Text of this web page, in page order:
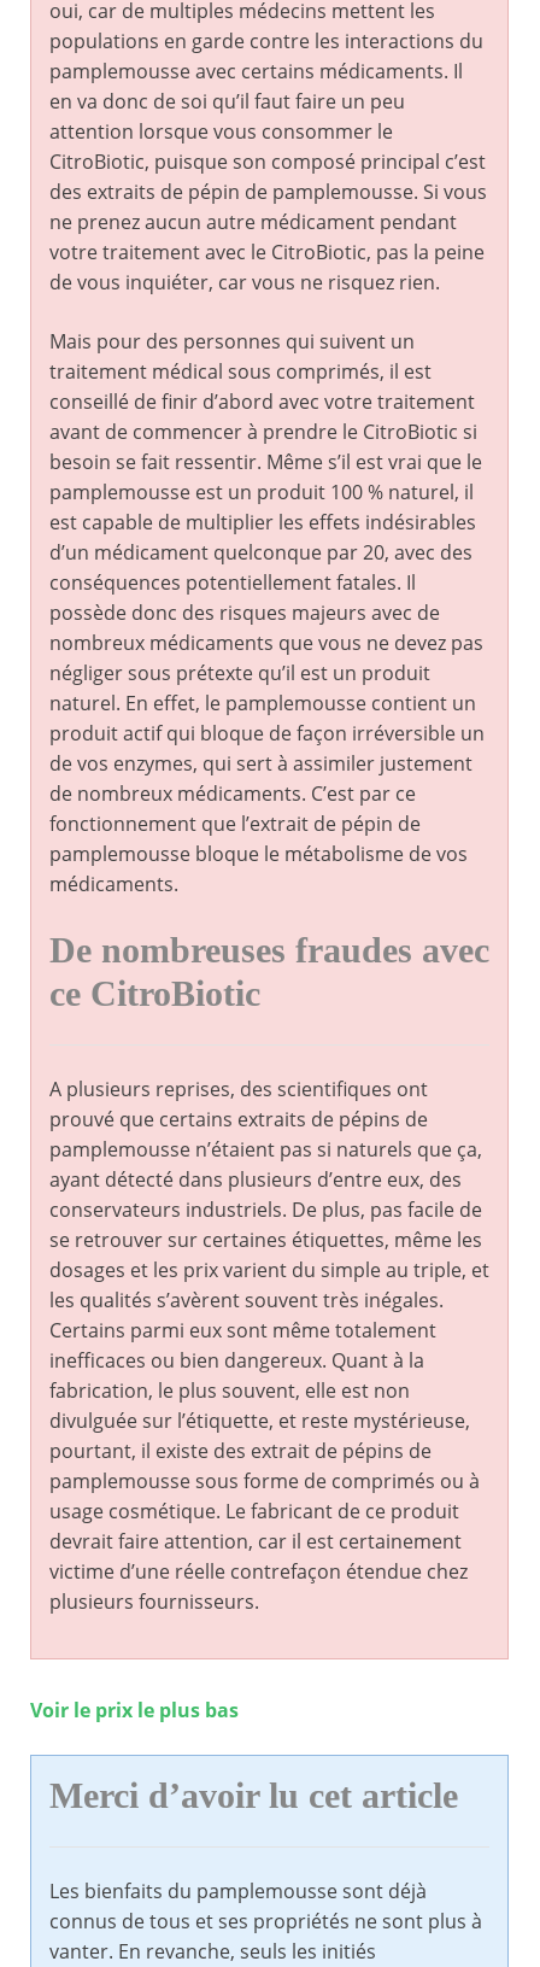
oui, car de multiples médecins mettent les
populations en garde contre les interactions du
pamplemousse avec certains médicaments. Il
en va donc de soi qu’il faut faire un peu
attention lorsque vous consommer le
CitroBiotic, puisque son composé principal c’est
des extraits de pépin de pamplemousse. Si vous
ne prenez aucun autre médicament pendant
votre traitement avec le CitroBiotic, pas la peine
de vous inquiéter, car vous ne risquez rien.
Mais pour des personnes qui suivent un
traitement médical sous comprimés, il est
conseillé de finir d’abord avec votre traitement
avant de commencer à prendre le CitroBiotic si
besoin se fait ressentir. Même s’il est vrai que le
pamplemousse est un produit 100 % naturel, il
est capable de multiplier les effets indésirables
d’un médicament quelconque par 20, avec des
conséquences potentiellement fatales. Il
possède donc des risques majeurs avec de
nombreux médicaments que vous ne devez pas
négliger sous prétexte qu’il est un produit
naturel. En effet, le pamplemousse contient un
produit actif qui bloque de façon irréversible un
de vos enzymes, qui sert à assimiler justement
de nombreux médicaments. C’est par ce
fonctionnement que l’extrait de pépin de
pamplemousse bloque le métabolisme de vos
médicaments.
De nombreuses fraudes avec
ce CitroBiotic
A plusieurs reprises, des scientifiques ont
prouvé que certains extraits de pépins de
pamplemousse n’étaient pas si naturels que ça,
ayant détecté dans plusieurs d’entre eux, des
conservateurs industriels. De plus, pas facile de
se retrouver sur certaines étiquettes, même les
dosages et les prix varient du simple au triple, et
les qualités s’avèrent souvent très inégales.
Certains parmi eux sont même totalement
inefficaces ou bien dangereux. Quant à la
fabrication, le plus souvent, elle est non
divulguée sur l’étiquette, et reste mystérieuse,
pourtant, il existe des extrait de pépins de
pamplemousse sous forme de comprimés ou à
usage cosmétique. Le fabricant de ce produit
devrait faire attention, car il est certainement
victime d’une réelle contrefaçon étendue chez
plusieurs fournisseurs.
Voir le prix le plus bas
Merci d’avoir lu cet article
Les bienfaits du pamplemousse sont déjà
connus de tous et ses propriétés ne sont plus à
vanter. En revanche, seuls les initiés